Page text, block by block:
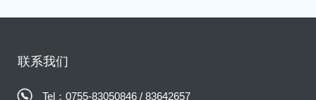
的机械嵌件保持、径向密封
联系我们
Tel：0755-83050846 / 83642657